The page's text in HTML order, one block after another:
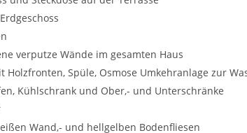
verputze Wände im gesamten Haus
Holzfronten, Spüle, Osmose Umkehranlage zur
Kühlschrank und Ober,- und Unterschränke
Wand,- und hellgelben Bodenfliesen